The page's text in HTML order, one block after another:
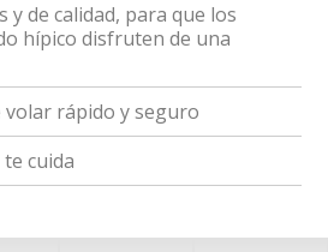
y de calidad, para que los
hípico disfruten de una
volar rápido y seguro
cuida